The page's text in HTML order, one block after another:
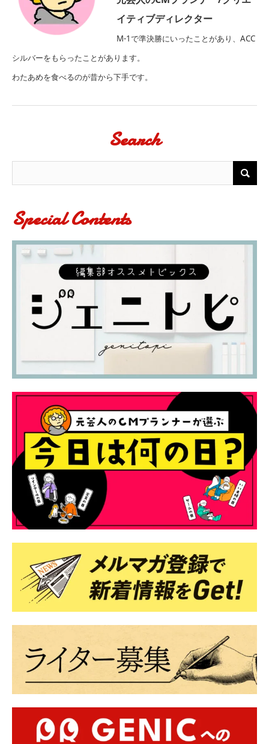
イティブディレクター
M-1で準決勝にいったことがあり、ACC
シルバーをもらったことがあります。
わたあめを食べるのが昔から下手です。
Search
Special Contents